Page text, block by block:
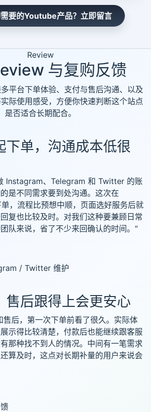
要的Youtube产品？立即留言
Review
与复购反馈
平台下单体验、支付与售后沟通、以及
际使用感受，方便你快速判断这个站点
是否适合长期配合。
下单，沟通成本低很
Instagram、Telegram 和 Twitter 的账
是不同需求要到处沟通。这次在
，流程比预想中顺，页面选好服务后就
复也比较及时。对我们这种要兼顾日常
队来说，省了不少来回确认的时间。"
/ Twitter 维护
售后跟得上会更安心
售后，第一次下单前看了很久。实际体
示得比较清楚，付款后也能继续跟客服
那种找不到人的情况。中间有一笔需求
算及时，这点对长期补量的用户来说会